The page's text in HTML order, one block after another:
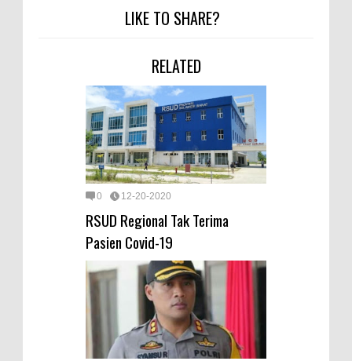
LIKE TO SHARE?
RELATED
0 12-20-2020
RSUD Regional Tak Terima
Pasien Covid-19